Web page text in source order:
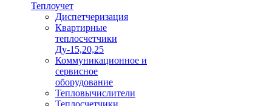
Теплоучет
Диспетчеризация
Квартирные
теплосчетчики
Ду-15,20,25
Коммуникационное и
сервисное
оборудование
Тепловычислители
Теплосчетчики